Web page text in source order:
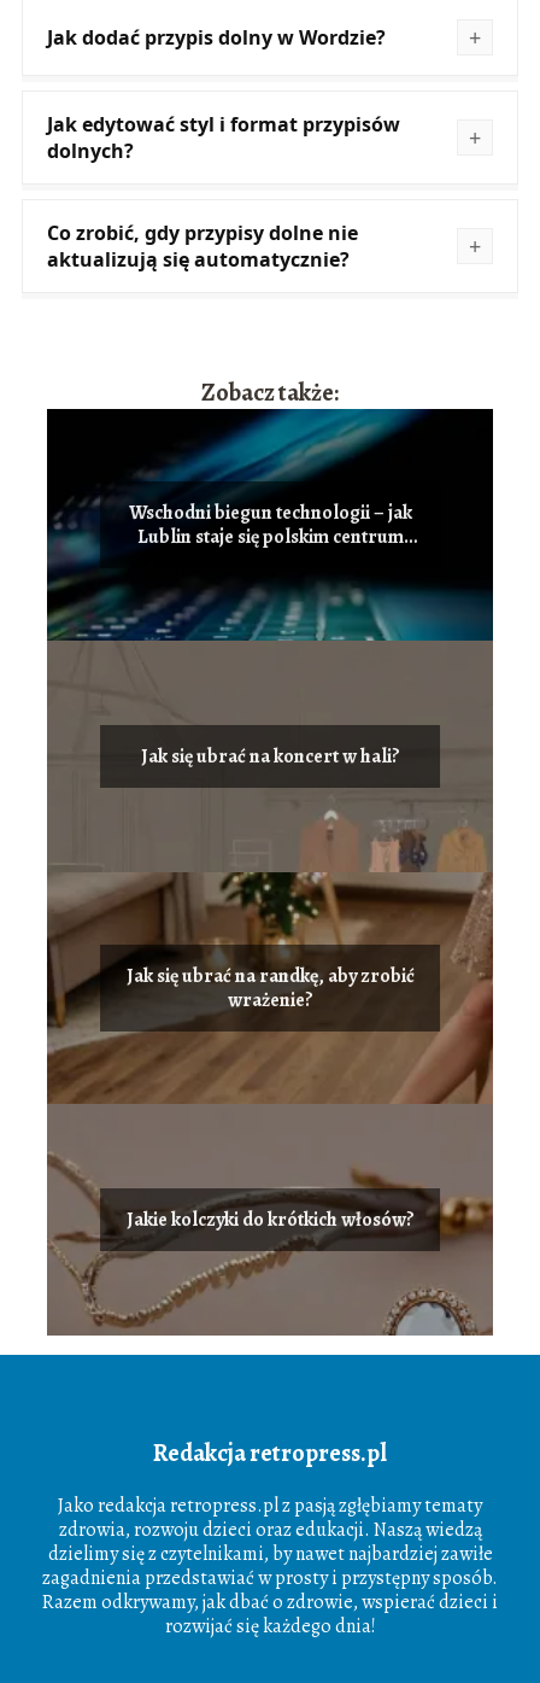
Jak dodać przypis dolny w Wordzie?
Jak edytować styl i format przypisów
dolnych?
Co zrobić, gdy przypisy dolne nie
aktualizują się automatycznie?
Zobacz także:
Wschodni biegun technologii – jak
Lublin staje się polskim centrum
Jak się ubrać na koncert w hali?
Jak się ubrać na randkę, aby zrobić
wrażenie?
Jakie kolczyki do krótkich włosów?
Redakcja retropress.pl
Jako redakcja retropress.pl z pasją zgłębiamy tematy
zdrowia, rozwoju dzieci oraz edukacji. Naszą wiedzą
dzielimy się z czytelnikami, by nawet najbardziej zawiłe
zagadnienia przedstawiać w prosty i przystępny sposób.
Razem odkrywamy, jak dbać o zdrowie, wspierać dzieci i
rozwijać się każdego dnia!